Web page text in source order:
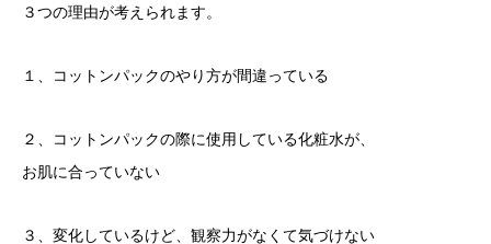
３つの理由が考えられます。
１、コットンパックのやり方が間違っている
２、コットンパックの際に使用している化粧水が、
お肌に合っていない
３、変化しているけど、観察力がなくて気づけない